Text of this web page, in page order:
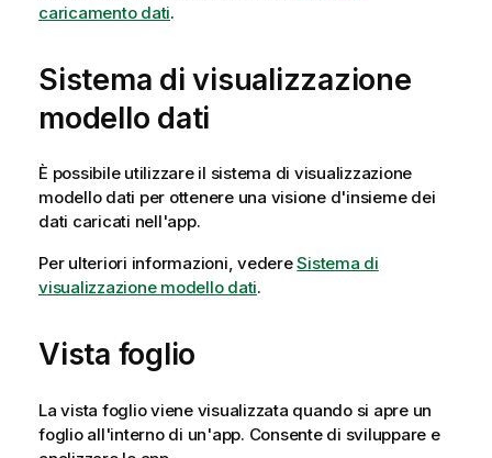
caricamento dati.
Sistema di visualizzazione
modello dati
È possibile utilizzare il sistema di visualizzazione
modello dati per ottenere una visione d'insieme dei
dati caricati nell'app.
Per ulteriori informazioni, vedereSistema di
visualizzazione modello dati.
Vista foglio
La vista foglio viene visualizzata quando si apre un
foglio all'interno di un'app. Consente di sviluppare e